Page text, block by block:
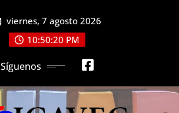
viernes, 7 agosto 2026
10:50:22 PM
Síguenos